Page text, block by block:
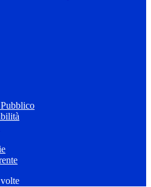
volte